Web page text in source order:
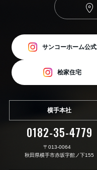
サンコーホーム公式
桧家住宅
横手本社
0182-35-4779
〒013-0064
秋田県横手市赤坂字館ノ下155